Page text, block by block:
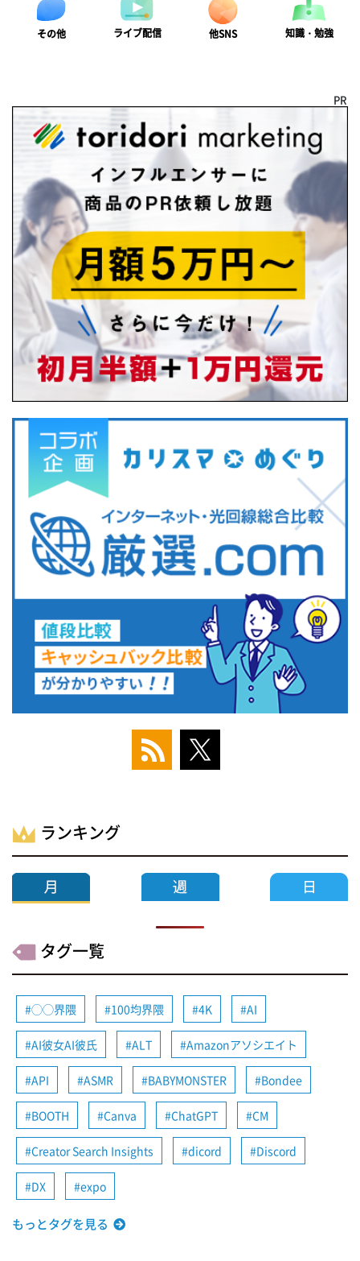
その他 ライブ配信 他SNS 知識・勉強
PR
ランキング
タグ一覧
◯◯界隈 100均界隈 4K AI
AI彼女AI彼氏 ALT Amazonアソシエイト
API ASMR BABYMONSTER Bondee
BOOTH Canva ChatGPT CM
Creator Search Insights dicord Discord
DX expo
もっとタグを見る